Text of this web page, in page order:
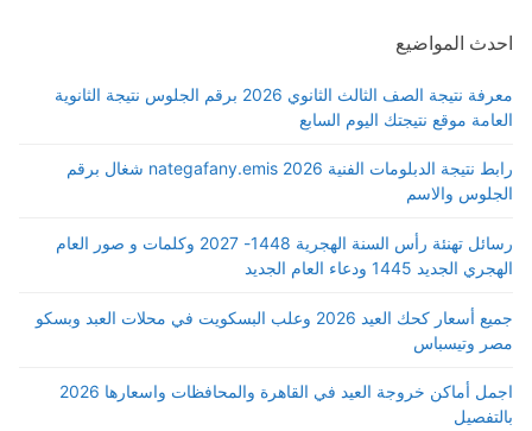
احدث المواضيع
معرفة نتيجة الصف الثالث الثانوي 2026 برقم الجلوس نتيجة الثانوية
العامة موقع نتيجتك اليوم السابع
رابط نتيجة الدبلومات الفنية 2026 nategafany.emis شغال برقم
الجلوس والاسم
رسائل تهنئة رأس السنة الهجرية 1448- 2027 وكلمات و صور العام
الهجري الجديد 1445 ودعاء العام الجديد
جميع أسعار كحك العيد 2026 وعلب البسكويت في محلات العبد وبسكو
مصر وتيسباس
اجمل أماكن خروجة العيد في القاهرة والمحافظات واسعارها 2026
بالتفصيل